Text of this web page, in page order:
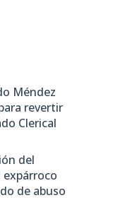
Méndez
revertir
Clerical
del
de abuso